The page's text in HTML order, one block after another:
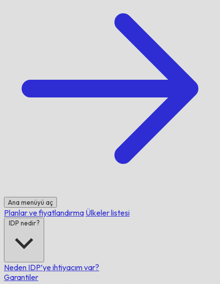
Ana menüyü aç
Planlar ve fiyatlandırma Ülkeler listesi
IDP nedir?
Neden IDP’ye ihtiyacım var?
Garantiler